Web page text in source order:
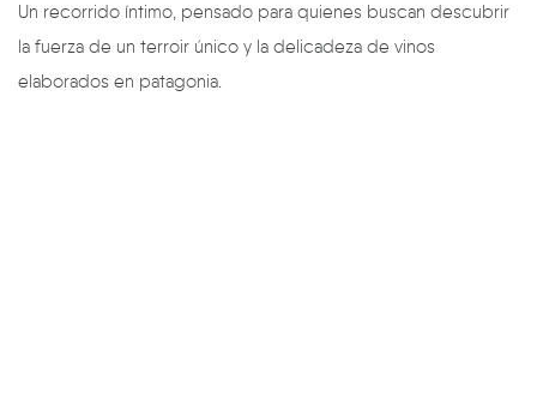
Un recorrido íntimo, pensado para quienes buscan descubrir
la fuerza de un terroir único y la delicadeza de vinos
elaborados en patagonia.